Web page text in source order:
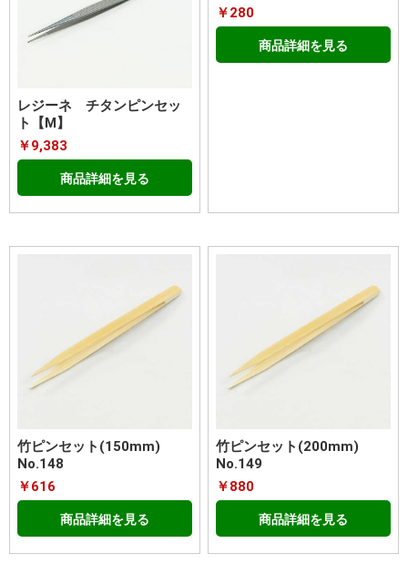
レジーネ チタンピンセッ
ト【M】
￥9,383
商品詳細を見る
￥280
商品詳細を見る
竹ピンセット(150mm)
No.148
￥616
商品詳細を見る
竹ピンセット(200mm)
No.149
￥880
商品詳細を見る